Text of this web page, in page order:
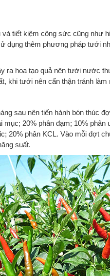
tiết kiệm công sức cũng như
dụng thêm phương pháp tưới
ra hoa tạo quả nên tưới nước
khi tưới nên cẩn thận tránh làm
sau nên tiến hành bón thúc
mục; 20% phân đạm; 10% phân
20% phân KCL. Vào mỗi đợt
suất.